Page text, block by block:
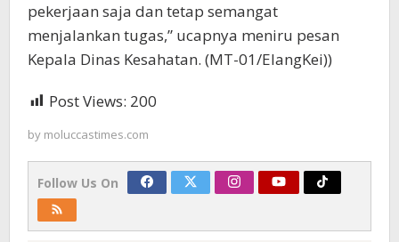
pekerjaan saja dan tetap semangat
menjalankan tugas,” ucapnya meniru pesan
Kepala Dinas Kesahatan. (MT-01/ElangKei))
Post Views: 200
by moluccastimes.com
Follow Us On